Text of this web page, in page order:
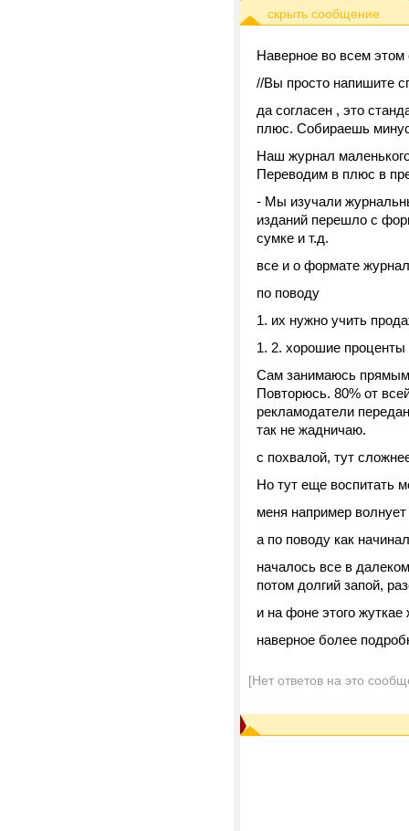
Наверное во всем этом
//Вы просто напишите
да согласен , это
плюс. Собираешь
Наш журнал
Переводим в плюс в
- Мы изучали
изданий перешло с
сумке и т.д.
все и о формате
по поводу
1. их нужно учить
1. 2. хорошие
Сам занимаюсь
Повторюсь. 80% от
рекламодатели
так не жадничаю.
с похвалой, тут
Но тут еще воспитать
меня например
а по поводу как
началось все в
потом долгий запой,
и на фоне этого
наверное более
[Нет ответов на это